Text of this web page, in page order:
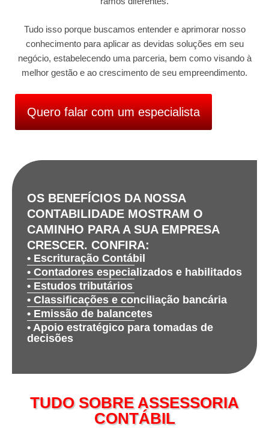
Tudo isso porque buscamos entender e aprimorar nosso
conhecimento para aplicar as devidas soluções em seu
negócio, estabelecendo uma parceria, bem como visando à
melhor gestão e ao crescimento de seu empreendimento.
Quero falar com um especialista
OS BENEFÍCIOS DA NOSSA
CONTABILIDADE MOSTRAM O
CAMINHO PARA A SUA EMPRESA
CRESCER. CONFIRA:
• Escrituração Contábil
• Contadores especializados e habilitados
• Estudos tributários
• Classificações e conciliação bancária
• Emissão de balancetes
• Apoio estratégico para tomadas de
decisões
TUDO SOBRE ASSESSORIA
CONTÁBIL